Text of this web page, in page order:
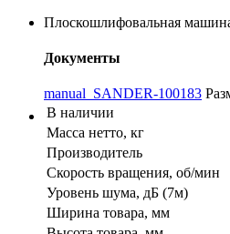
Плоскошлифовальная
Документы
manual_SANDER-100183
В наличии
Масса нетто, кг
Производитель
Скорость вращения, об/мин
Уровень шума, дБ (7м)
Ширина товара, мм